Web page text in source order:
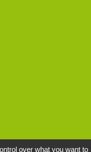
over what you want to